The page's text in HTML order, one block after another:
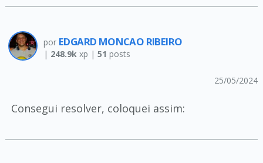
por EDGARD MONCAO RIBEIRO
| 248.9kxp | 51 posts
25/05/2024
Consegui resolver, coloquei assim: